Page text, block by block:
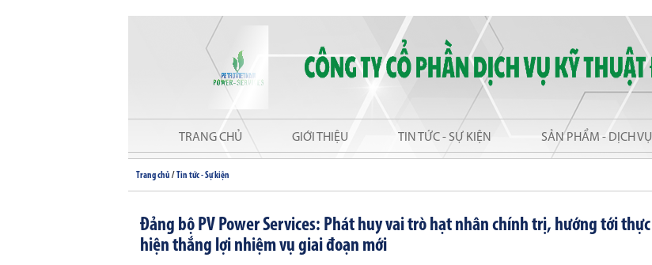
TRANG CHỦ GIỚI THIỆU TIN TỨC - SỰ KIỆN SẢN PHẨM - DỊCH VỤ
Trang chủ / Tin tức - Sự kiện
Đảng bộ PV Power Services: Phát huy vai trò hạt nhân chính trị, hướng tới thực
hiện thắng lợi nhiệm vụ giai đoạn mới